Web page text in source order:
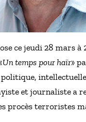
ce jeudi 28 mars
Un temps pour haïr»
et journaliste a
procès terroristes